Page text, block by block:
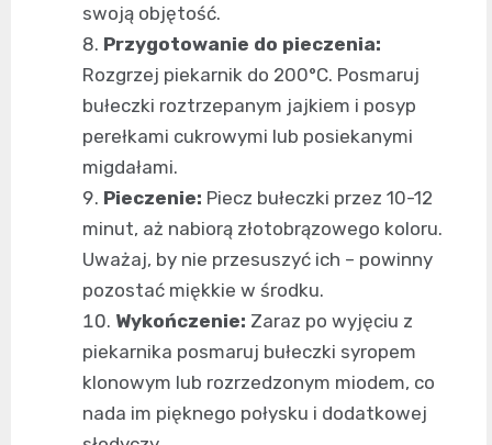
swoją objętość.
Przygotowanie do pieczenia:
Rozgrzej piekarnik do 200°C. Posmaruj
bułeczki roztrzepanym jajkiem i posyp
perełkami cukrowymi lub posiekanymi
migdałami.
Pieczenie: Piecz bułeczki przez 10-12
minut, aż nabiorą złotobrązowego koloru.
Uważaj, by nie przesuszyć ich – powinny
pozostać miękkie w środku.
Wykończenie: Zaraz po wyjęciu z
piekarnika posmaruj bułeczki syropem
klonowym lub rozrzedzonym miodem, co
nada im pięknego połysku i dodatkowej